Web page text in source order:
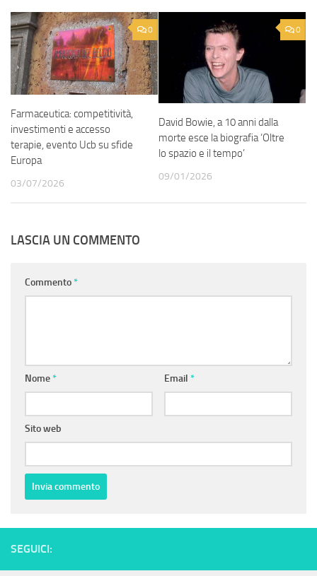
0
Farmaceutica: competitività,
investimenti e accesso
terapie, evento Ucb su sfide
Europa
03/07/2026
0
David Bowie, a 10 anni dalla
morte esce la biografia ‘Oltre
lo spazio e il tempo’
09/01/2026
LASCIA UN COMMENTO
Commento*
Nome* Email *
Sito web
SEGUICI: